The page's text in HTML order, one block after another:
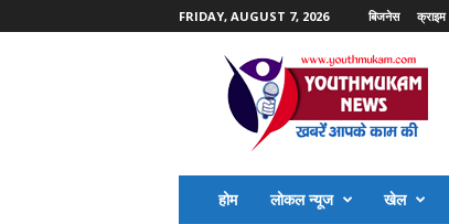
FRIDAY, AUGUST 7, 2026 बिजनेस क्राइम
होम लोकल न्यूज खेल